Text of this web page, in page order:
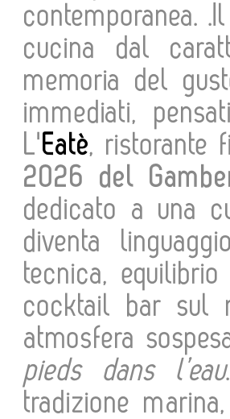
contemporanea. .Il
cucina dal
memoria del
immediati,
L'Eatè, ristorante
2026 del
dedicato a una
diventa
tecnica,
cocktail bar sul
atmosfera
pieds dans l’eau
tradizione